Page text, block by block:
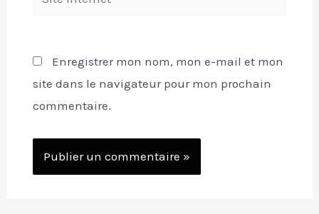
Enregistrer mon nom, mon e-mail et mon
site dans le navigateur pour mon prochain
commentaire.